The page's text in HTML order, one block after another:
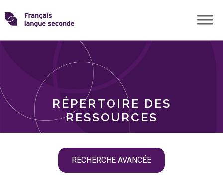
Skip
toTransformons
langue
RÉPERTOIRE DES
RESSOURCES
RECHERCHE AVANCÉE
THÈMES